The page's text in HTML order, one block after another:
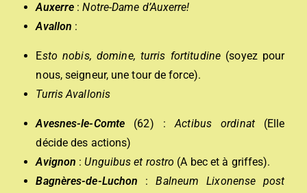
Auxerre :Notre-Dame d’Auxerre!
Avallon :
Esto nobis, domine, turris fortitudine (soyez pour
nous, seigneur, une tour de force).
Turris Avallonis
Avesnes-le-Comte (62) :Actibus ordinat(Elle
décide des actions)
Avignon : Unguibus et rostro (A bec et à griffes).
Bagnères-de-Luchon :Balneum Lixonense post